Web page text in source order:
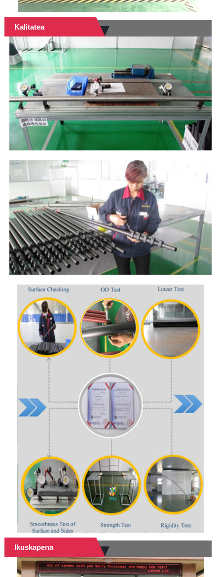
Kalitatea
Ikuskapena